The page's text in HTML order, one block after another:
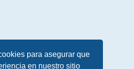
para asegurar que
en nuestro sitio